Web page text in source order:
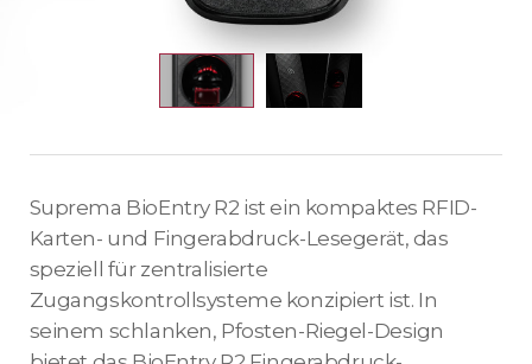
Suprema BioEntry R2 ist ein kompaktes RFID-
Karten- und Fingerabdruck-Lesegerät, das
speziell für zentralisierte
Zugangskontrollsysteme konzipiert ist. In
seinem schlanken, Pfosten-Riegel-Design